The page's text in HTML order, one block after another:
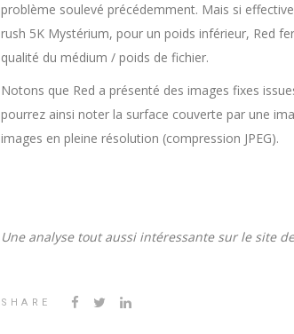
problème soulevé précédemment. Mais si
rush 5K Mystérium, pour un poids inférieur, Red
qualité du médium / poids de fichier.
Notons que Red a présenté des images fixes
pourrez ainsi noter la surface couverte par une
images en pleine résolution (compression JPEG).
Une analyse tout aussi intéressante sur le site
SHARE